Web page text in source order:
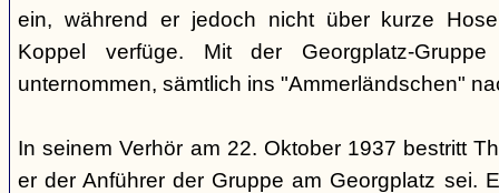
ein, während er jedoch nicht über kurze
Koppel verfüge. Mit der Georgplatz-
unternommen, sämtlich ins "Ammerländschen"
In seinem Verhör am 22. Oktober 1937 bestritt
er der Anführer der Gruppe am Georgplatz sei.